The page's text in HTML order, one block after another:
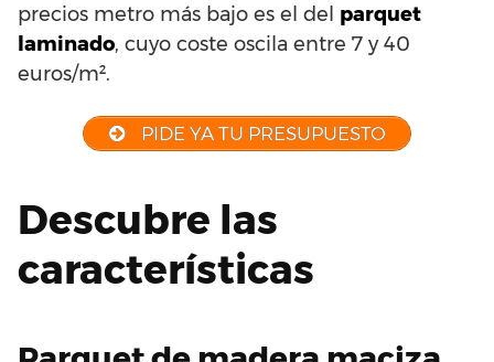
precios metro más bajo es el del parquet
laminado, cuyo coste oscila entre 7 y 40
euros/m².
PIDE YA TU PRESUPUESTO
Descubre las
características